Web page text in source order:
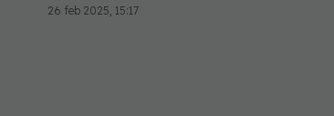
26 feb 2025, 15:17